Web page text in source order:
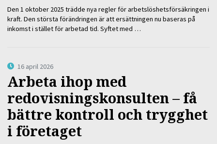
Den 1 oktober 2025 trädde nya regler för arbetslöshetsförsäkringen i
kraft. Den största förändringen är att ersättningen nu baseras på
inkomst i stället för arbetad tid. Syftet med …
16 april 2026
Arbeta ihop med
redovisningskonsulten – få
bättre kontroll och trygghet
i företaget